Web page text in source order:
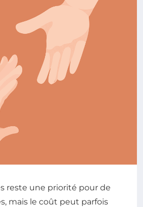
reste une priorité pour de
mais le coût peut parfois